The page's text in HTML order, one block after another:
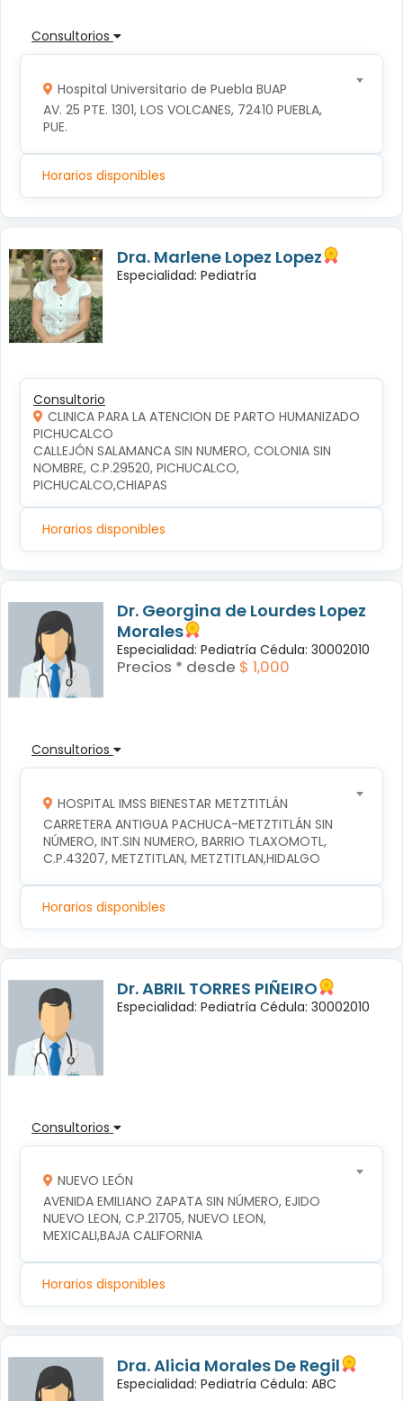
Consultorios
Hospital Universitario de Puebla BUAP
AV. 25 PTE. 1301, LOS VOLCANES, 72410 PUEBLA,
PUE.
Horarios disponibles
Dra. Marlene Lopez Lopez
Especialidad: Pediatría
Consultorio
CLINICA PARA LA ATENCION DE PARTO HUMANIZADO
PICHUCALCO
CALLEJÓN SALAMANCA SIN NUMERO, COLONIA SIN
NOMBRE, C.P.29520, PICHUCALCO,
PICHUCALCO,CHIAPAS
Horarios disponibles
Dr. Georgina de Lourdes Lopez
Morales
Especialidad: Pediatría Cédula: 30002010
Precios * desde $ 1,000
Consultorios
HOSPITAL IMSS BIENESTAR METZTITLÁN
CARRETERA ANTIGUA PACHUCA-METZTITLÁN SIN
NÚMERO, INT.SIN NUMERO, BARRIO TLAXOMOTL,
C.P.43207, METZTITLAN, METZTITLAN,HIDALGO
Horarios disponibles
Dr. ABRIL TORRES PIÑEIRO
Especialidad: Pediatría Cédula: 30002010
Consultorios
NUEVO LEÓN
AVENIDA EMILIANO ZAPATA SIN NÚMERO, EJIDO
NUEVO LEON, C.P.21705, NUEVO LEON,
MEXICALI,BAJA CALIFORNIA
Horarios disponibles
Dra. Alicia Morales De Regil
Especialidad: Pediatría Cédula: ABC